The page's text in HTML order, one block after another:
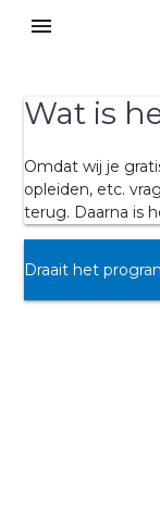
menu
Wat is
Omdat wij je
opleiden, etc.
terug. Daarna is
navigatie
Draait het